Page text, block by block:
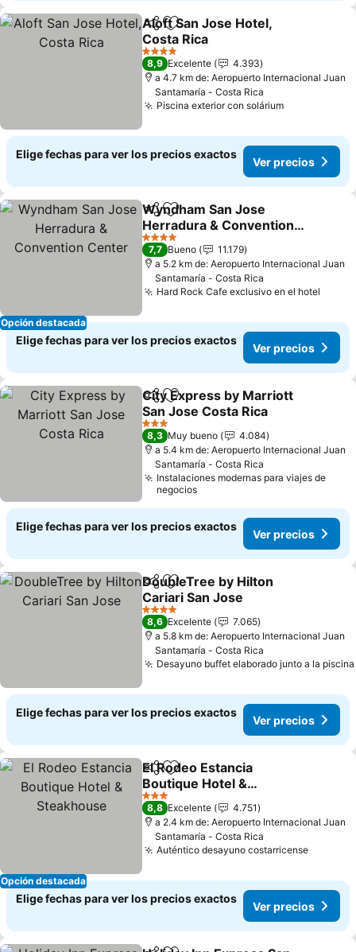
CompartirAgregar a favoritos
Aloft San Jose Hotel,
Costa Rica
Ver precios
4 Estrellas
8,9 Excelente
4.393
a 4.7 km de: Aeropuerto Internacional Juan
Santamaría - Costa Rica
Piscina exterior con soláriumVer precios
Elige fechas para ver los precios exactos
Ver precios
Opción destacada
CompartirAgregar a favoritos
Wyndham San Jose
Herradura & Convention
Center
Ver precios
4 Estrellas
7,7 Bueno
11.179
a 5.2 km de: Aeropuerto Internacional Juan
Santamaría - Costa Rica
Hard Rock Cafe exclusivo en el hotel
Elige fechas para ver los precios exactos
Ver precios
CompartirAgregar a favoritos
City Express by Marriott
San Jose Costa Rica
Ver precios
3 Estrellas
8,3 Muy bueno
4.084
a 5.4 km de: Aeropuerto Internacional Juan
Santamaría - Costa Rica
Instalaciones modernas para viajes de
negocios
Elige fechas para ver los precios exactos
Ver precios
CompartirAgregar a favoritos
DoubleTree by Hilton
Cariari San Jose
Ver precios
4 Estrellas
8,6 Excelente
7.065
a 5.8 km de: Aeropuerto Internacional Juan
Santamaría - Costa Rica
Desayuno buffet elaborado junto a la piscina
Elige fechas para ver los precios exactos
Ver precios
Opción destacada
CompartirAgregar a favoritos
El Rodeo Estancia
Boutique Hotel &
Steakhouse
Ver precios
3 Estrellas
8,8 Excelente
4.751
a 2.4 km de: Aeropuerto Internacional Juan
Santamaría - Costa Rica
Auténtico desayuno costarricenseVer
Elige fechas para ver los precios exactos
Ver precios